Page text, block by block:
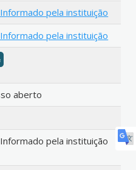
pela instituição
pela instituição
aberto
pela instituição